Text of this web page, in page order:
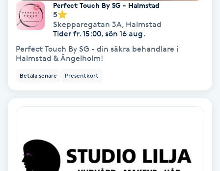
LED-ljusterapi
LPG
LPG-behandling
Luggklippning
Perfect Touch By SG - Halmstad
5
Skepparegatan 3A, Halmstad
Tider fr. 15:00, sön 16 aug.
Perfect Touch By SG - din säkra behandlare i
Halmstad & Ängelholm!
Betala senare Presentkort